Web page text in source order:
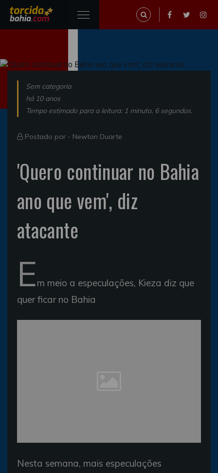
Sem categoria
há 10 anos
Tempo estimado para a leitura: 1 minuto, 6 segundos.
Postado por - Newton Duarte
'Quero continuar no Bahia
ano que vem', diz
atacante
Em meio a especulações, Kieza diz que
quer ficar no Bahia
Nesta semana, mais especulações